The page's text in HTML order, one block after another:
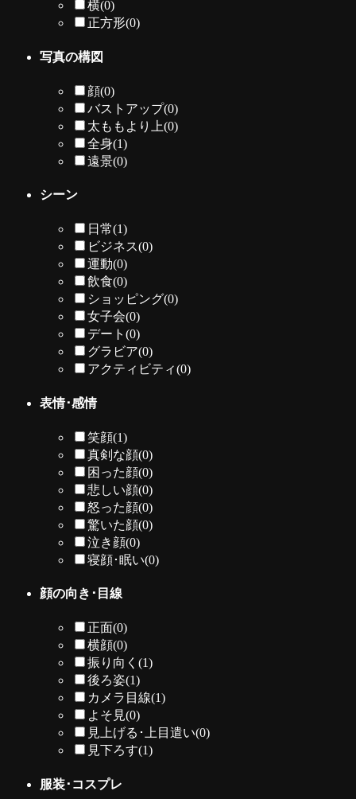
横(0)
正方形(0)
写真の構図
顔(0)
バストアップ(0)
太ももより上(0)
全身(1)
遠景(0)
シーン
日常(1)
ビジネス(0)
運動(0)
飲食(0)
ショッピング(0)
女子会(0)
デート(0)
グラビア(0)
アクティビティ(0)
表情･感情
笑顔(1)
真剣な顔(0)
困った顔(0)
悲しい顔(0)
怒った顔(0)
驚いた顔(0)
泣き顔(0)
寝顔･眠い(0)
顔の向き･目線
正面(0)
横顔(0)
振り向く(1)
後ろ姿(1)
カメラ目線(1)
よそ見(0)
見上げる･上目遣い(0)
見下ろす(1)
服装･コスプレ